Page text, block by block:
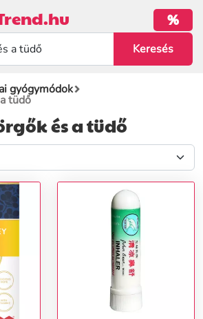
%
gyógymódok
tüdő
és a tüdő